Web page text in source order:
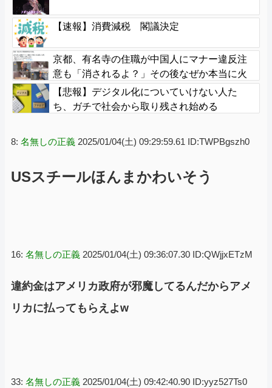
【速報】消費減税 閣議決定
京都、有名寺の住職が中国人にマナー違反注
意も「消されるよ？」その後なぜか本当に火
災で全焼
【悲報】デジタル化についていけない人た
ち、ガチで社会から取り残され始める
8: 名無しの正義 2025/01/04(土) 09:29:59.61 ID:TWPBgszh0
USスチールほんまかわいそう
16: 名無しの正義 2025/01/04(土) 09:36:07.30 ID:QWjjxETzM
違約金はアメリカ政府が邪魔してるんだからアメ
リカに払ってもらえよw
33: 名無しの正義 2025/01/04(土) 09:42:40.90 ID:yyz527Ts0